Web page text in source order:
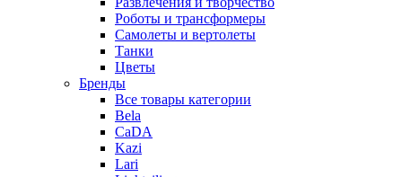
Роботы и трансформеры
Самолеты и вертолеты
Танки
Цветы
Бренды
Все товары категории
Bela
CaDA
Kazi
Lari